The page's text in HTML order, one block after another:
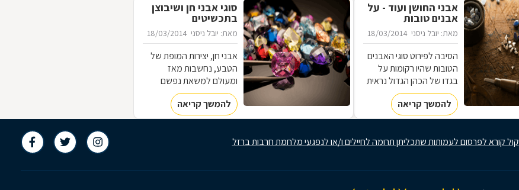
אבני החושן ועוד - על
אבנים טובות
ומשמעותן
מאת: יובל ניסני 18/03/2014
הסיבה לפירוט סוגי האבנים
הטובות שהיו רקומות על
בגדו של הכהן הגדול נראית
היום, במבט לאחור, ברורה
למדי. כיום, כבר אין
מסתכלים על אבני החן כעל
בלבד, אלא ברור שיש בהן,
אנרגיות מיוחדות הגלומות
להמשך קריאה
סוגי אבני חן ושיבוצן
בתכשיטים
מאת: יובל ניסני 18/03/2014
אבני חן, יצירות המופת של
הטבע, נחשבות מאז
ומעולם למשאת נפשם
ובעיקר משאת נפשן של בני
ובנות המין האנושי. יופיין
המהמם מושך את העין,
לכל פריט שבו הן משובצות -
באביזרי אופנה נלווים,
להמשך קריאה
קול קורא לפרסום לעמותות שתכליתן תרומה לחיילים ו/או לנפגעי מלחמת חרבות ברזל